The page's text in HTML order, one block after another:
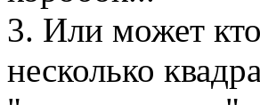
3. Или может
несколько